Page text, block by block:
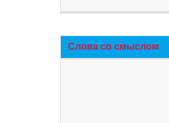
Слова со смыслом